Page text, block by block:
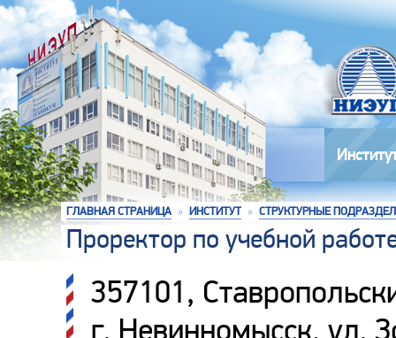
ГЛАВНАЯ СТРАНИЦА » ИНСТИТУТ » СТРУКТУРНЫЕ
Проректор по учебной
357101,